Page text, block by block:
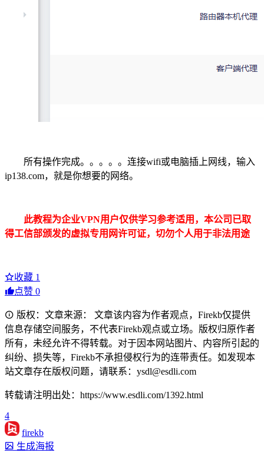
所有操作完成。。。。。连接wifi或电脑插上网线，输入
ip138.com，就是你想要的网络。
此教程为企业VPN用户仅供学习参考适用，本公司已取
得工信部颁发的虚拟专用网许可证，切勿个人用于非法用途
收藏 1
点赞 0
版权：文章来源： 文章该内容为作者观点，Firekb仅提供
信息存储空间服务，不代表Firekb观点或立场。版权归原作者
所有，未经允许不得转载。对于因本网站图片、内容所引起的
纠纷、损失等，Firekb不承担侵权行为的连带责任。如发现本
站文章存在版权问题，请联系：ysdl@esdli.com
转载请注明出处：https://www.esdli.com/1392.html
4
firekb
生成海报